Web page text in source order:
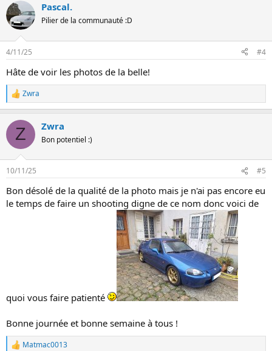
Pascal.
Pilier de la communauté :D
4/11/25 #4
Hâte de voir les photos de la belle!
L
e
r
a
i
n
s
Zwra
Z Zwra
Bon potentiel :)
10/11/25 #5
Bon désolé de la qualité de la photo mais je n'ai pas encore eu
le temps de faire un shooting digne de ce nom donc voici de
quoi vous faire patienté
Bonne journée et bonne semaine à tous !
L Matmac0013